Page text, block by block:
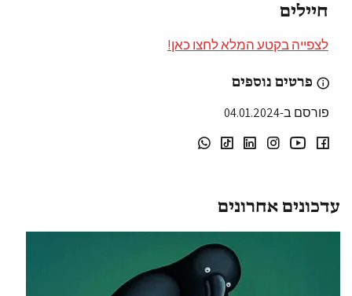
חיילים
לצפייה בקטע המלא לחצו כאן!
פרטים נוספים
פורסם ב-04.01.2024
עדכונים אחרונים